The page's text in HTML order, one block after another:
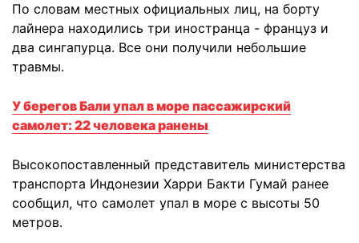
По словам местных официальных лиц, на борту
лайнера находились три иностранца - француз и
два сингапурца. Все они получили небольшие
травмы.
У берегов Бали упал в море пассажирский
самолет: 22 человека ранены
Высокопоставленный представитель министерства
транспорта Индонезии Харри Бакти Гумай ранее
сообщил, что самолет упал в море с высоты 50
метров.